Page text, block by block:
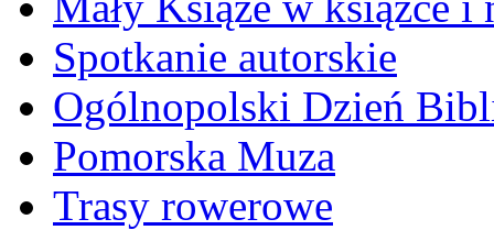
Spotkanie autorskie
Ogólnopolski Dzień
Pomorska Muza
Trasy rowerowe